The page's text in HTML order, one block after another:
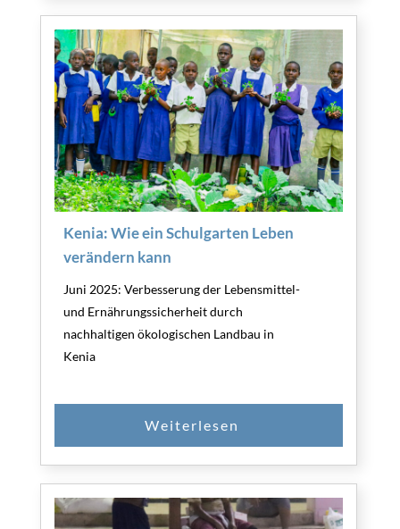
Kenia: Wie ein Schulgarten Leben
verändern kann
Juni 2025: Verbesserung der Lebensmittel-
und Ernährungssicherheit durch
nachhaltigen ökologischen Landbau in
Kenia